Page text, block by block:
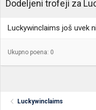
Dodeljeni trofeji za
Luckywinclaims još uvek
Ukupno poena: 0
Luckywinclaims